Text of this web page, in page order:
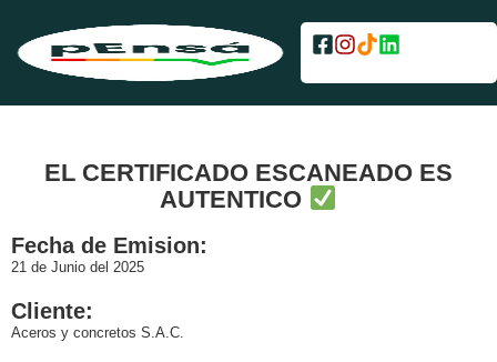
EL CERTIFICADO ESCANEADO ES
AUTENTICO
Fecha de Emision:
21 de Junio del 2025
Cliente:
Aceros y concretos S.A.C.